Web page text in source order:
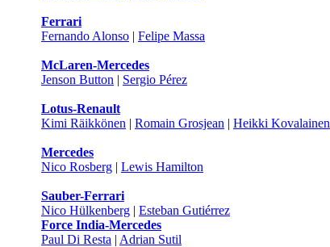
Ferrari
Fernando Alonso | Felipe Massa
McLaren-Mercedes
Jenson Button | Sergio Pérez
Lotus-Renault
Kimi Räikkönen | Romain Grosjean | Heikki Kovalainen
Mercedes
Nico Rosberg | Lewis Hamilton
Sauber-Ferrari
Nico Hülkenberg | Esteban Gutiérrez
Force India-Mercedes
Paul Di Resta | Adrian Sutil